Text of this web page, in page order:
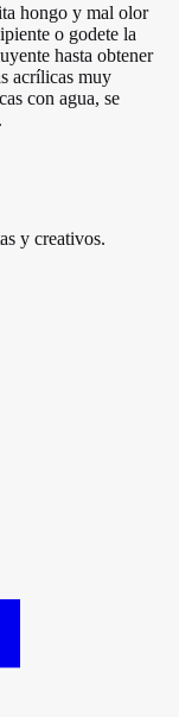
hongo y mal olor
o godete la
hasta obtener
acrílicas muy
con agua, se
y creativos.